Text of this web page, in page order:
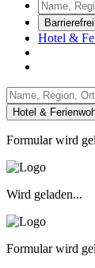
Hotel &
Hotel &
Formular wird
Wird geladen...
Formular wird